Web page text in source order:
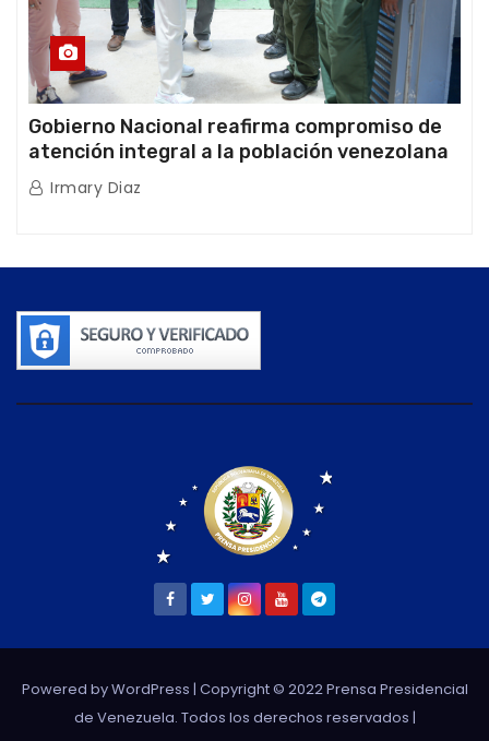
Gobierno Nacional reafirma compromiso de
atención integral a la población venezolana
tras doblete sísmico
Irmary Diaz
Powered by WordPress | Copyright © 2022 Prensa Presidencial
de Venezuela. Todos los derechos reservados |